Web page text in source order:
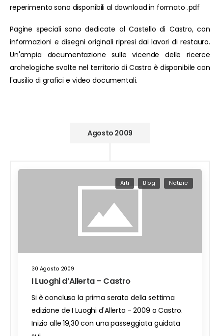
reperimento sono disponibili al download in formato .pdf
Pagine speciali sono dedicate al Castello di Castro, con
informazioni e disegni originali ripresi dai lavori di restauro.
Un'ampia documentazione sulle vicende delle ricerce
archelogiche svolte nel territorio di Castro è disponibile con
l'ausilio di grafici e video documentali.
Agosto 2009
30 Agosto 2009
Arti Blog Notizie
I Luoghi d’Allerta – Castro
Si è conclusa la prima serata della settima
edizione de I Luoghi d'Allerta - 2009 a Castro.
Inizio alle 19,30 con una passeggiata guidata